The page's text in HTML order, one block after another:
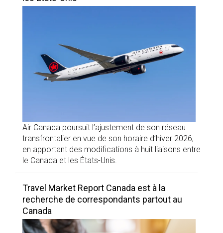
Air Canada poursuit l’ajustement de son réseau
transfrontalier en vue de son horaire d’hiver 2026,
en apportant des modifications à huit liaisons entre
le Canada et les États-Unis.
Travel Market Report Canada est à la
recherche de correspondants partout au
Canada